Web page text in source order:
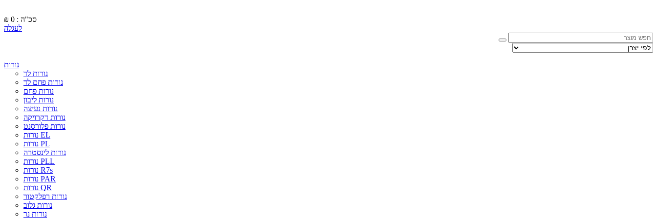
₪
סכ"ה : 0
לעגלה
נורות
נורות לד
נורות פחם לד
נורות פחם
נורות ליבון
נורות נעיצה
נורות דקרויקה
נורות פלורסנט
נורות EL
נורות PL
נורות לינסטרה
נורות PLL
נורות R7s
נורות PAR
נורות QR
נורות רפלקטור
נורות גלוב
נורות נר